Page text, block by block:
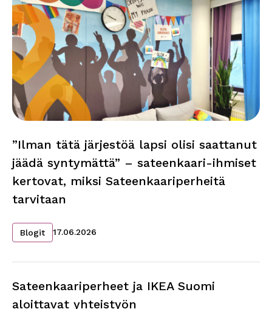
”Ilman tätä järjestöä lapsi olisi saattanut
jäädä syntymättä” – sateenkaari-ihmiset
kertovat, miksi Sateenkaariperheitä
tarvitaan
Blogit 17.06.2026
Sateenkaariperheet ja IKEA Suomi
aloittavat yhteistyön